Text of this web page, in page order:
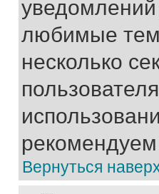
любимые
несколько
рекомендуем
Вернуться